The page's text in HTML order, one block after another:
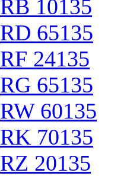
RB 10135
RD 65135
RF 24135
RG 65135
RW 60135
RK 70135
RZ 20135